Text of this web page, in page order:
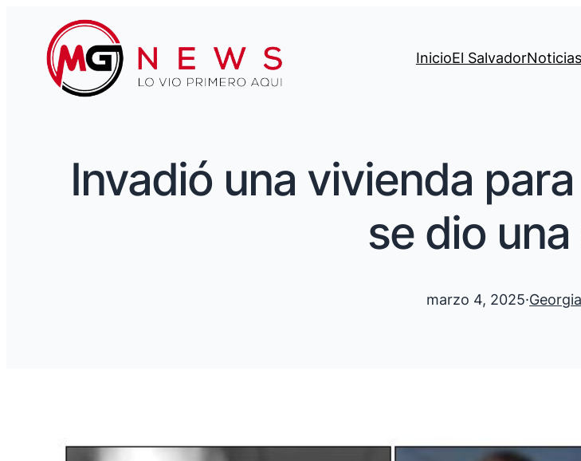
InicioEl SalvadorNoticias
Invadió una vivienda
se dio
marzo 4, 2025·Georgia